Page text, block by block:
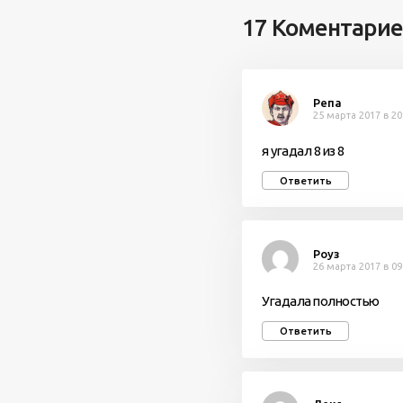
17
Репа
25 марта 2017 в
я угадал 8 из 8
Ответить
Роуз
26 марта 2017 в
Угадала полностью
Ответить